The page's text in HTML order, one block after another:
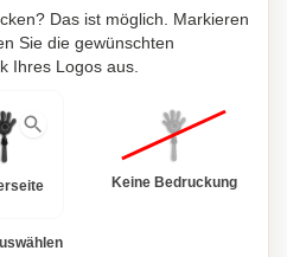
Das ist möglich. Markieren
Sie die gewünschten
Ihres Logos aus.
Keine Bedruckung